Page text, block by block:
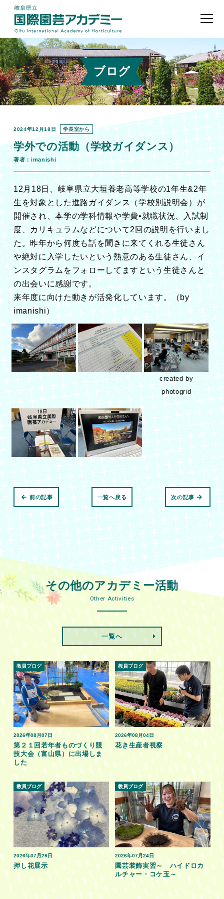
ブログ
2024年12月18日 学長室から
学外での活動（学校ガイダンス）
著者：imanishi
12月18日、岐阜県立大垣養老高等学校の1年生&2年
生を対象とした進路ガイダンス（学校別説明会）が
開催され、本学の学科情報や学費•就職状況、入試制
度、カリキュラムなどについて2回の説明を行いまし
た。昨年から何度も話を聞きに来てくれる生徒さん
や絶対に入学したいという熱意のある生徒さん、イ
ンスタグラムをフォローしてますという生徒さんと
の出会いに感謝です。
来年度に向けた動きが活発化しています。（by
imanishi）
created by
photogrid
次の記事
一覧へ戻る
前の記事
その他のアカデミー活動
Other Activities
一覧へ
2026年08月07日
教員ブログ
第２１回若年者ものづくり競
技大会（富山県）に出場しま
した
2026年08月04日
教員ブログ
花き生産者視察
2026年07月29日
教員ブログ
押し花展示
2026年07月24日
教員ブログ
園芸装飾実習～ ハイドロカ
ルチャー・コケ玉～